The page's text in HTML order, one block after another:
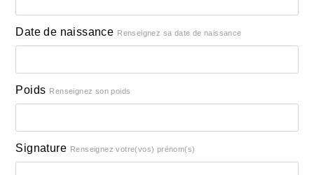
Date de naissance Renseignez sa date de naissance
Poids Renseignez son poids
Signature Renseignez votre(vos) prénom(s)